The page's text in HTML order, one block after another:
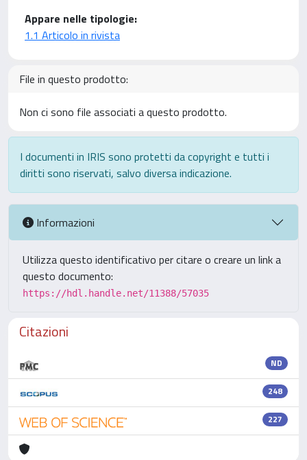
Appare nelle tipologie:
1.1 Articolo in rivista
File in questo prodotto:
Non ci sono file associati a questo prodotto.
I documenti in IRIS sono protetti da copyright e tutti i
diritti sono riservati, salvo diversa indicazione.
Informazioni
Utilizza questo identificativo per citare o creare un link a
questo documento:
https://hdl.handle.net/11388/57035
Citazioni
ND
248
227